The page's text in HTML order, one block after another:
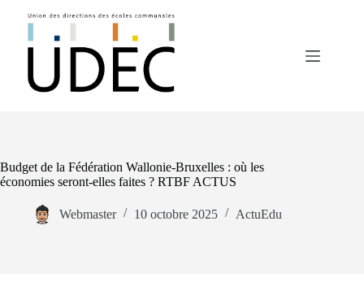
Budget de la Fédération Wallonie-Bruxelles : où les
économies seront-elles faites ? RTBF ACTUS
Webmaster 10 octobre 2025 ActuEdu